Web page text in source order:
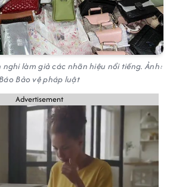
nghi làm giả các nhãn hiệu nổi tiếng. Ảnh:
Bảo vệ pháp luật
Advertisement